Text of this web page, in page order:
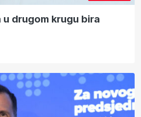
drugom krugu bira